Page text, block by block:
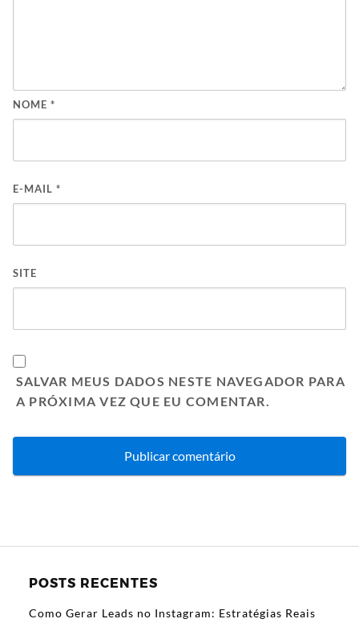
NOME *
E-MAIL *
SITE
SALVAR MEUS DADOS NESTE NAVEGADOR PARA
A PRÓXIMA VEZ QUE EU COMENTAR.
POSTS RECENTES
Como Gerar Leads no Instagram: Estratégias Reais